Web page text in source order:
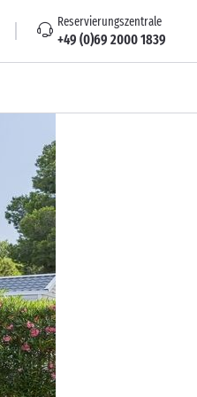
Reservierungszentrale
+49 (0)69 2000 1839